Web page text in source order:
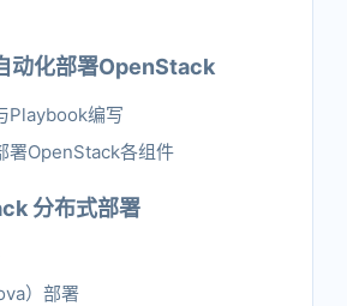
动化部署OpenStack
Playbook编写
署OpenStack各组件
分布式部署
）部署